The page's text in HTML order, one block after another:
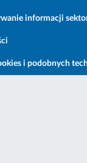
informacji
i podobnych